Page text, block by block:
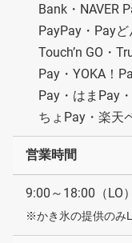
Bank・NAVER
PayPay・Pay
Touch’n GO・
Pay・YOKA！
Pay・はまPay
ちょPay・楽天
営業時間
9:00～18:00（LO）
※かき氷の提供のみ